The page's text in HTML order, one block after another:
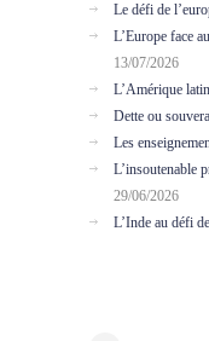
Le défi de
L’Europe face
13/07/2026
L’Amérique
Dette ou
Les
L’insoutenable
29/06/2026
L’Inde au défi